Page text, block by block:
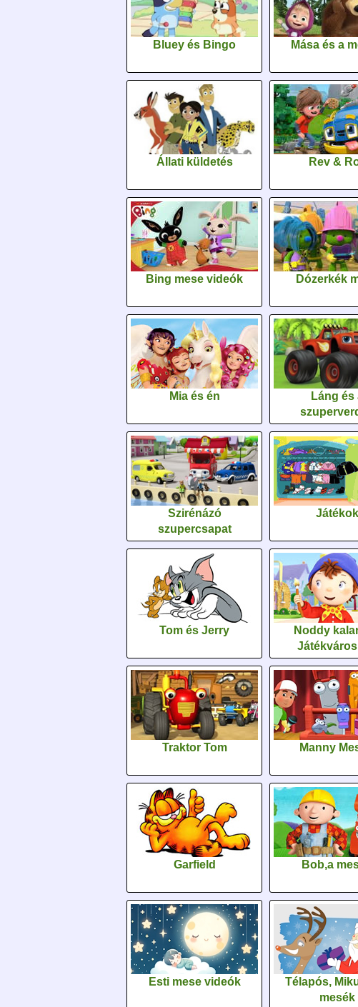
Bluey és Bingo Mása és a
Állati küldetés Rev &
Bing mese videók Dózerkék
Mia és én
Láng és
Szirénázó
szupercsapat
Játékok
Tom és Jerry
Noddy
Traktor Tom Manny
Garfield Bob,a
Esti mese videók
Télapós,
mesék